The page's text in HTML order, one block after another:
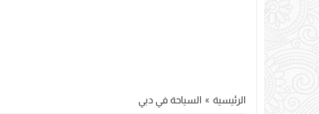
الرئيسية » السياحة في دبي